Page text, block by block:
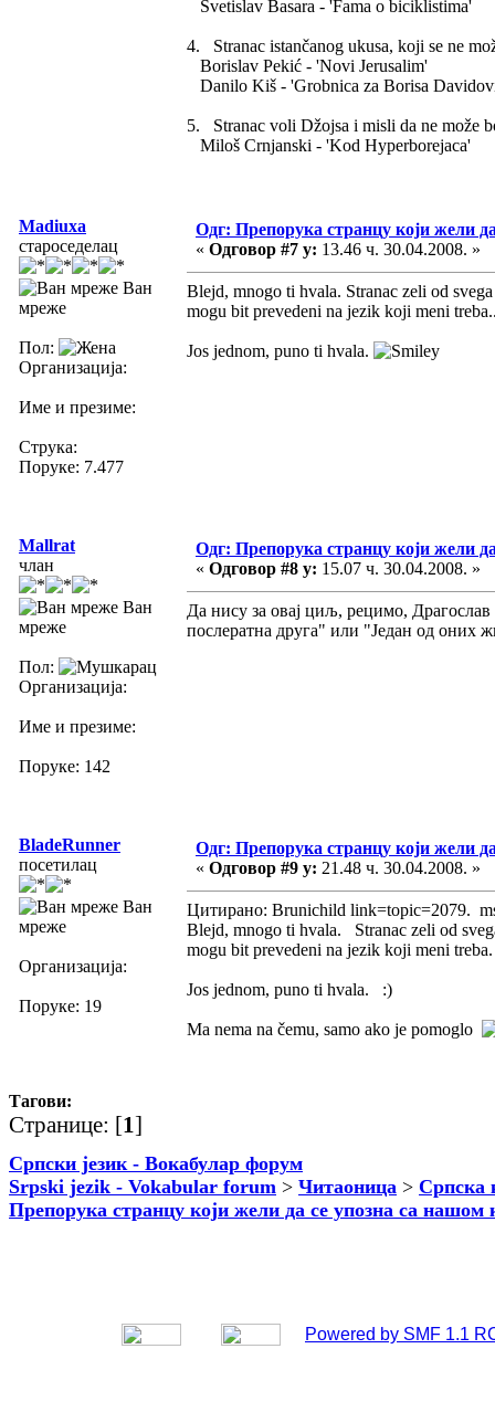
Svetislav Basara - 'Fama o biciklistima'
4. Stranac istančanog ukusa, koji se ne
Borislav Pekić - 'Novi Jerusalim'
Danilo Kiš - 'Grobnica za Borisa
5. Stranac voli Džojsa i misli da ne može
Miloš Crnjanski - 'Kod Hyperborejaca'
Madiuxa
староседелац
Ван
мреже
Пол:
Организација:
Име и презиме:
Струка:
Поруке: 7.477
Одг: Препорука странцу који жели
« Одговор #7 у: 13.46 ч. 30.04.2008. »
Blejd, mnogo ti hvala. Stranac zeli od
mogu bit prevedeni na jezik koji meni
Jos jednom, puno ti hvala.
Mallrat
члан
Ван
мреже
Пол:
Организација:
Име и презиме:
Поруке: 142
Одг: Препорука странцу који жели
« Одговор #8 у: 15.07 ч. 30.04.2008. »
Да нису за овај циљ, рецимо,
послератна друга" или "Један од оних
BladeRunner
посетилац
Ван
мреже
Организација:
Поруке: 19
Одг: Препорука странцу који жели
« Одговор #9 у: 21.48 ч. 30.04.2008. »
Цитирано: Brunichild link=topic=2079.
Blejd, mnogo ti hvala. Stranac zeli od
mogu bit prevedeni na jezik koji meni
Jos jednom, puno ti hvala. :)
Ma nema na čemu, samo ako je pomoglo
Тагови:
Странице: [1]
Српски језик - Вокабулар форум
Srpski jezik - Vokabular forum > Читаоница > Српска
Препорука странцу који жели да се упозна са нашом
Powered by SMF 1.1